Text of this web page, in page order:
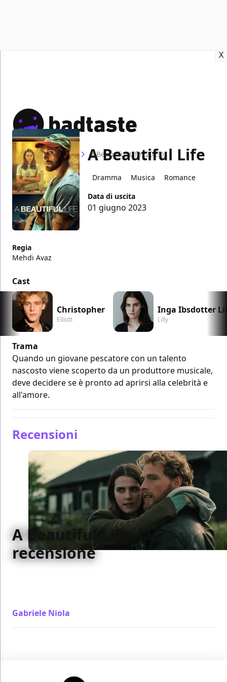
X
Home Film A Beautiful Life (2023)
A Beautiful Life
Dramma Musica
Romance
Data di uscita
01 giugno 2023
Regia
Mehdi Avaz
Cast
Christopher
Elliott
Inga Ibsdotter
Lilly
Trama
Quando un giovane pescatore con un talento
nascosto viene scoperto da un produttore musicale,
deve decidere se è pronto ad aprirsi alla celebrità e
all'amore.
Recensioni
A Beautiful Life, la
recensione
Gabriele Niola